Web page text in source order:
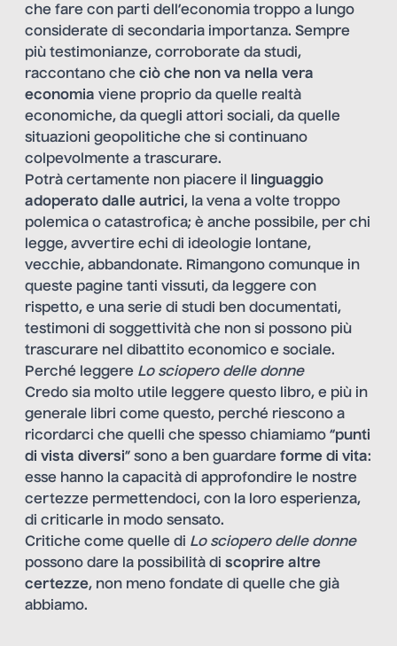
che fare con parti dell’economia troppo a lungo
considerate di secondaria importanza. Sempre
più testimonianze, corroborate da studi,
raccontano che ciò che non va nella vera
economia viene proprio da quelle realtà
economiche, da quegli attori sociali, da quelle
situazioni geopolitiche che si continuano
colpevolmente a trascurare.
Potrà certamente non piacere il
linguaggio
adoperato dalle autrici, la vena a volte troppo
polemica o catastrofica; è anche possibile, per chi
legge, avvertire echi di ideologie lontane,
vecchie, abbandonate. Rimangono comunque in
queste pagine tanti vissuti, da leggere con
rispetto, e una serie di studi ben documentati,
testimoni di soggettività che non si possono più
trascurare nel dibattito economico e sociale.
Perché leggere Lo sciopero delle donne
Credo sia molto utile leggere questo libro, e più in
generale libri come questo, perché riescono a
ricordarci che quelli che spesso chiamiamo “punti
di vista diversi” sono a ben guardare forme di vita:
esse hanno la capacità di approfondire le nostre
certezze permettendoci, con la loro esperienza,
di criticarle in modo sensato.
Critiche come quelle di Lo sciopero delle donne
possono dare la possibilità di scoprire altre
certezze, non meno fondate di quelle che già
abbiamo.